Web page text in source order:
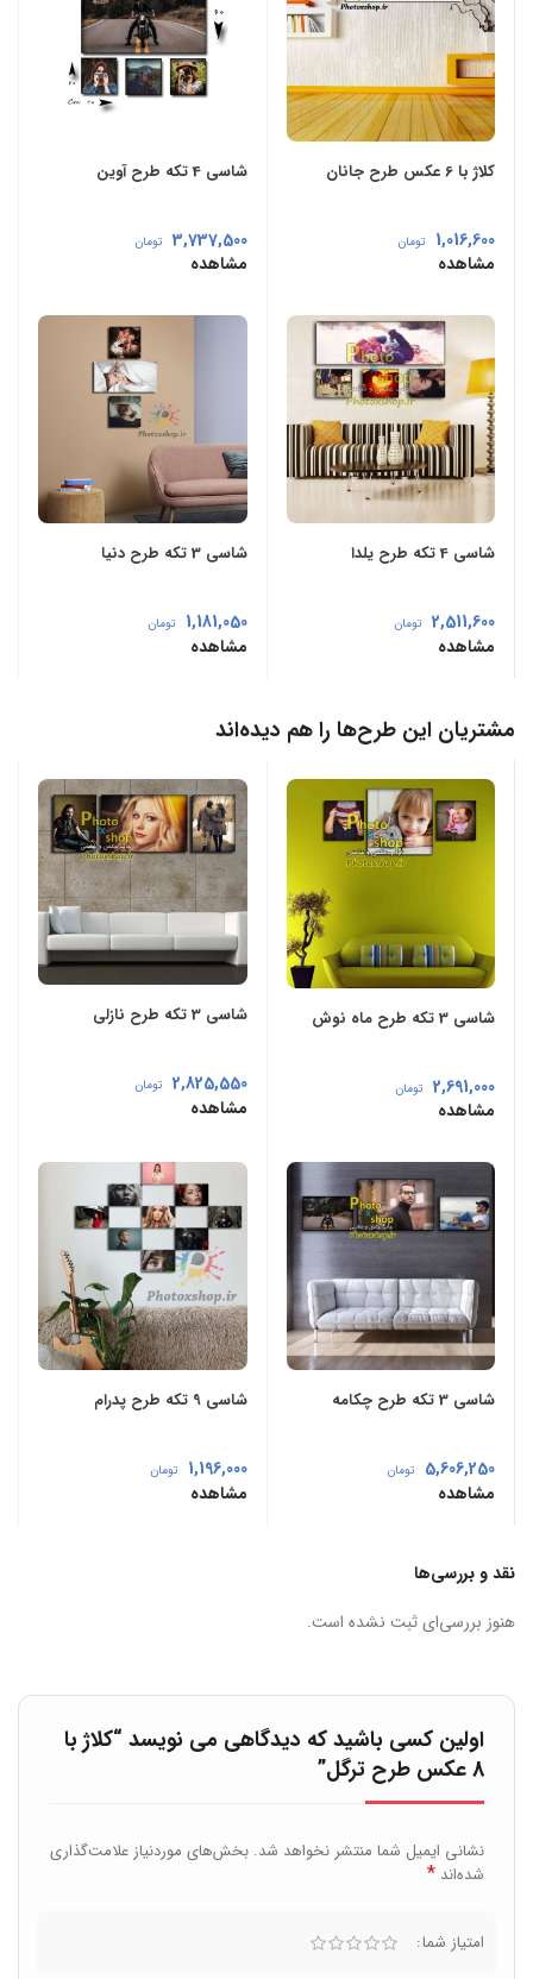
کلاژ با 6 عکس طرح جانان
1,016,600 تومان
مشاهده
شاسی 4 تکه طرح آوین
3,737,500 تومان
مشاهده
شاسی 4 تکه طرح یلدا
2,511,600 تومان
مشاهده
شاسی 3 تکه طرح دنیا
1,181,050 تومان
مشاهده
مشتریان این طرح‌ها را هم دیده‌اند
شاسی 3 تکه طرح ماه نوش
2,691,000 تومان
مشاهده
شاسی 3 تکه طرح نازلی
2,825,550 تومان
مشاهده
شاسی 3 تکه طرح چکامه
5,606,250 تومان
مشاهده
شاسی 9 تکه طرح پدرام
1,196,000 تومان
مشاهده
نقد و بررسی‌ها
هنوز بررسی‌ای ثبت نشده است.
اولین کسی باشید که دیدگاهی می نویسد “کلاژ با
8 عکس طرح ترگل”
نشانی ایمیل شما منتشر نخواهد شد. بخش‌های موردنیاز علامت‌گذاری
شده‌اند *
امتیاز شما